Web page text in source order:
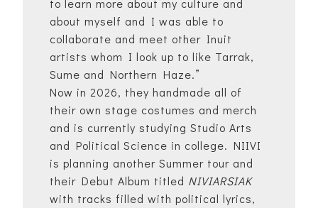
to learn more about my culture and
about myself and I was able to
collaborate and meet other Inuit
artists whom I look up to like Tarrak,
Sume and Northern Haze.”
Now in 2026, they handmade all of
their own stage costumes and merch
and is currently studying Studio Arts
and Political Science in college. NIIVI
is planning another Summer tour and
their Debut Album titled NIVIARSIAK
with tracks filled with political lyrics,